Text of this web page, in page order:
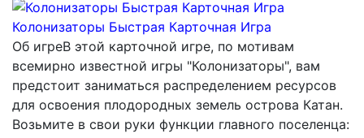
Колонизаторы Быстрая Карточная Игра
Об игреВ этой карточной игре, по мотивам
всемирно известной игры "Колонизаторы", вам
предстоит заниматься распределением ресурсов
для освоения плодородных земель острова Катан.
Возьмите в свои руки функции главного поселенца: